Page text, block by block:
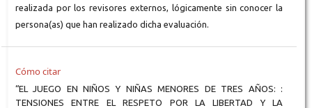
realizada por los revisores externos, lógicamente sin conocer la
persona(as) que han realizado dicha evaluación.
Cómo citar
“EL JUEGO EN NIÑOS Y NIÑAS MENORES DE TRES AÑOS: :
TENSIONES ENTRE EL RESPETO POR LA LIBERTAD Y LA